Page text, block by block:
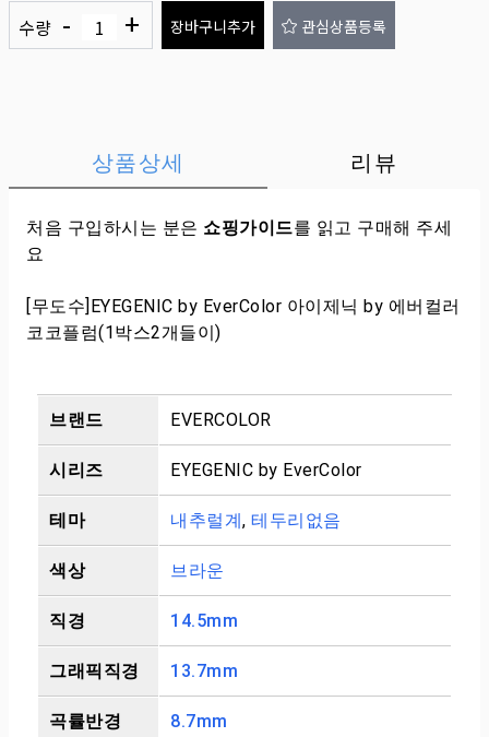
수량 - + 장바구니추가 관심상품등록
상품상세 리뷰
처음 구입하시는 분은 쇼핑가이드를 읽고 구매해 주세
요
[무도수]EYEGENIC by EverColor 아이제닉 by 에버컬러
코코플럼(1박스2개들이)
브랜드 EVERCOLOR
시리즈 EYEGENIC by EverColor
테마 내추럴계, 테두리없음
색상 브라운
직경 14.5mm
그래픽직경 13.7mm
곡률반경 8.7mm